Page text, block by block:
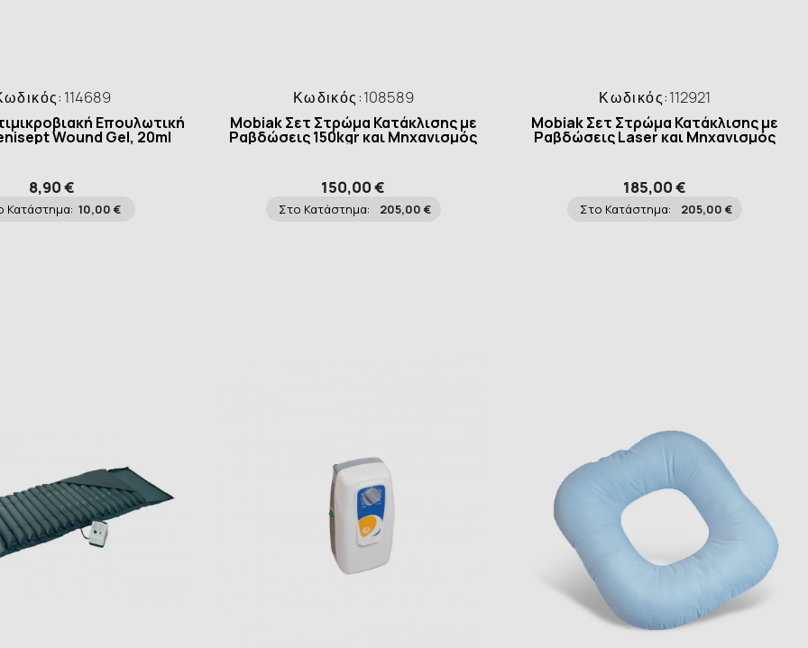
114689
Επουλωτική
Wound Gel, 20ml
8,90 €
Κατάστημα: 10,00 €
Κωδικός:108589
Mobiak Σετ Στρώμα Κατάκλισης με
Ραβδώσεις 150kgr και Μηχανισμός
150,00 €
Στο Κατάστημα: 205,00 €
Κωδικός:112921
Mobiak Σετ Στρώμα Κατάκλισης με
Ραβδώσεις Laser και Μηχανισμός
185,00 €
Στο Κατάστημα: 205,00 €